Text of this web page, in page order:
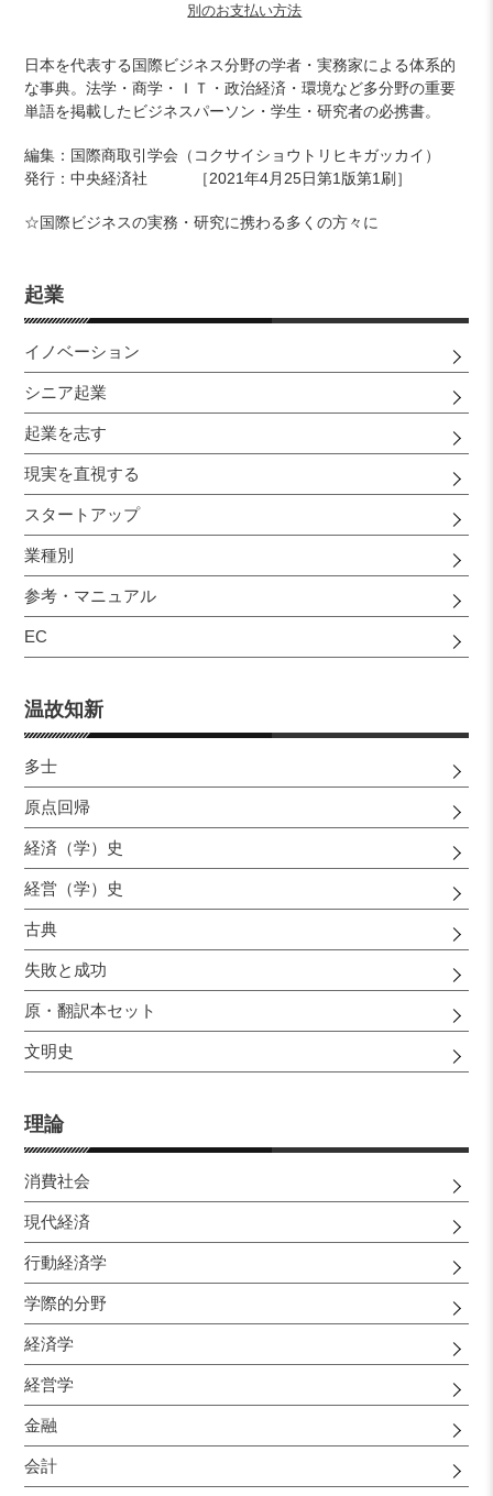
起業
イノベーション
シニア起業
起業を志す
現実を直視する
スタートアップ
業種別
参考・マニュアル
EC
温故知新
多士
原点回帰
経済（学）史
経営（学）史
古典
失敗と成功
原・翻訳本セット
文明史
理論
消費社会
現代経済
行動経済学
学際的分野
経済学
経営学
金融
会計
別のお支払い方法
ー
ト
に
商
品
を
追
る
日本を代表する国際ビジネス分野の学者・実務家による体系的
な事典。法学・商学・ＩＴ・政治経済・環境など多分野の重要
単語を掲載したビジネスパーソン・学生・研究者の必携書。
編集：国際商取引学会（コクサイショウトリヒキガッカイ）
発行：中央経済社 ［2021年4月25日第1版第1刷］
☆国際ビジネスの実務・研究に携わる多くの方々に